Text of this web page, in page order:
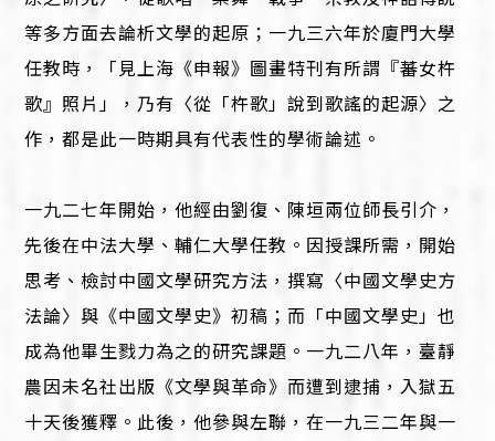
等多方面去論析文學的起原；一九三六年於廈門大學
任教時，「見上海《申報》圖畫特刊有所謂『蕃女杵
歌』照片」，乃有〈從「杵歌」說到歌謠的起源〉之
作，都是此一時期具有代表性的學術論述。
一九二七年開始，他經由劉復、陳垣兩位師長引介，
先後在中法大學、輔仁大學任教。因授課所需，開始
思考、檢討中國文學研究方法，撰寫〈中國文學史方
法論〉與《中國文學史》初稿；而「中國文學史」也
成為他畢生戮力為之的研究課題。一九二八年，臺靜
農因未名社出版《文學與革命》而遭到逮捕，入獄五
十天後獲釋。此後，他參與左聯，在一九三二年與一